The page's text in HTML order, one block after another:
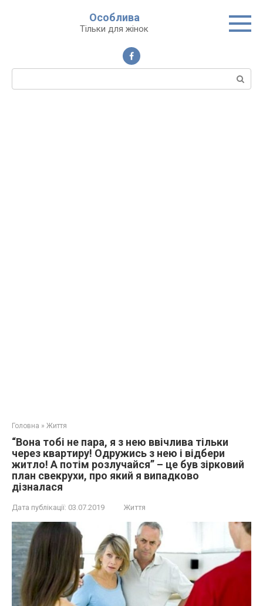
Особлива
Тільки для жінок
Пошук:
Головна » Життя
“Вона тобі не пара, я з нею ввічлива тільки
через квартиру! Одружись з нею і відбери
житло! А потім розлучайся” – це був зірковий
план свекрухи, про який я випадково
дізналася
Дата публікації: 03.07.2019 Життя